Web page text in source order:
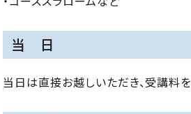
当 日
当日は直接お越しいただき、受講料